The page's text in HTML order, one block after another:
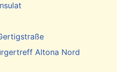
Altona Nord